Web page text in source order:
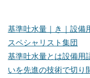
基準吐水量｜き｜設備
スペシャリスト集団
基準吐水量とは設備
いを先進の技術で切り